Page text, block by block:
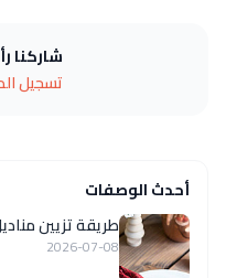
شاركنا
تسجيل
أحدث الوصفات
طريقة تزيين
2026-07-08